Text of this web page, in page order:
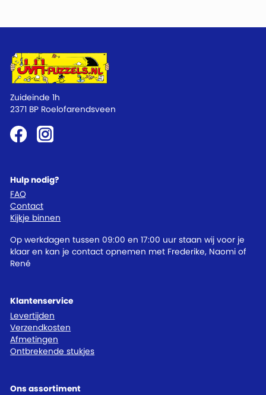
Klantenservice
Levertijden
Verzendkosten
Afmetingen
Ontbrekende stukjes
Ons assortiment
Hulp nodig?
FAQ
Contact
Kijkje binnen
Op werkdagen tussen 09:00 en 17:00 uur staan wij voor je
klaar en kan je contact opnemen met Frederike, Naomi of
René
Zuideinde 1h
2371 BP Roelofarendsveen